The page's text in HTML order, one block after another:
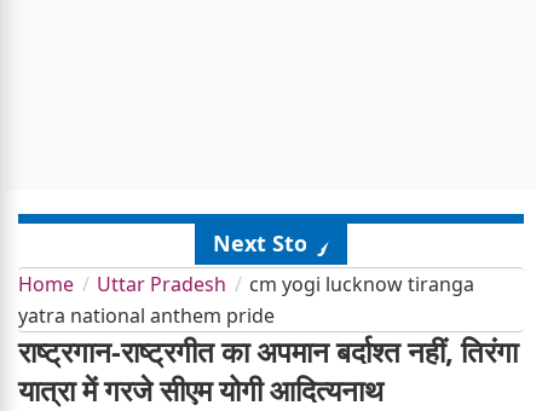
Next Story
Home Uttar Pradesh
cm yogi lucknow tiranga
yatra national anthem pride
राष्ट्रगान-राष्ट्रगीत का अपमान बर्दाश्त नहीं, तिरंगा
यात्रा में गरजे सीएम योगी आदित्यनाथ